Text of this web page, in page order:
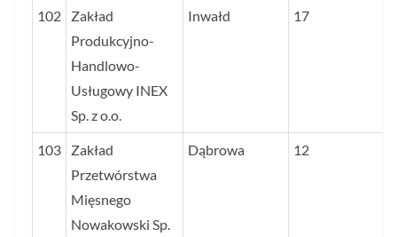
102
Zakład
Produkcyjno-
Handlowo-
Usługowy INEX
Sp. z o.o.
Inwałd 17
103
Zakład
Przetwórstwa
Mięsnego
Nowakowski Sp.
Dąbrowa 12